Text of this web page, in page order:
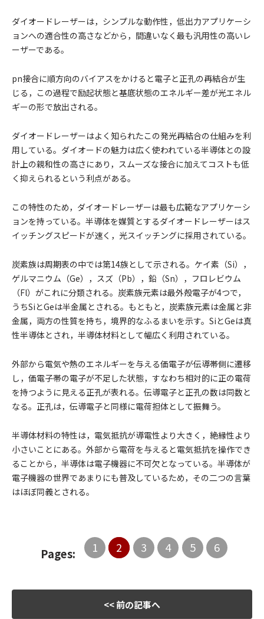
ダイオードレーザーは，シンプルな動作性，低出力アプリケーシ
ョンへの適合性の高さなどから，間違いなく最も汎用性の高いレ
ーザーである。
pn接合に順方向のバイアスをかけると電子と正孔の再結合が生
じる，この過程で励起状態と基底状態のエネルギー差が光エネル
ギーの形で放出される。
ダイオードレーザーはよく知られたこの発光再結合の仕組みを利
用している。ダイオードの魅力は広く使われている半導体との設
計上の親和性の高さにあり，スムーズな接合に加えてコストも低
く抑えられるという利点がある。
この特性のため，ダイオードレーザーは最も広範なアプリケーシ
ョンを持っている。半導体を媒質とするダイオードレーザーはス
イッチングスピードが速く，光スイッチングに採用されている。
炭素族は周期表の中では第14族として示される。ケイ素（Si），
ゲルマニウム（Ge），スズ（Pb），鉛（Sn），フロレビウム
（Fl）がこれに分類される。炭素族元素は最外殻電子が4つで，
うちSiとGeは半金属とされる。もともと，炭素族元素は金属と非
金属，両方の性質を持ち，境界的なふるまいを示す。SiとGeは真
性半導体とされ，半導体材料として幅広く利用されている。
外部から電気や熱のエネルギーを与える価電子が伝導帯側に遷移
し，価電子帯の電子が不足した状態，すなわち相対的に正の電荷
を持つように見える正孔が表れる。伝導電子と正孔の数は同数と
なる。正孔は，伝導電子と同様に電荷担体として振舞う。
半導体材料の特性は，電気抵抗が導電性より大きく，絶縁性より
小さいことにある。外部から電荷を与えると電気抵抗を操作でき
ることから，半導体は電子機器に不可欠となっている。半導体が
電子機器の世界であまりにも普及しているため，その二つの言葉
はほぼ同義とされる。
Pages: 1 2 3 4 5 6
<< 前の記事へ